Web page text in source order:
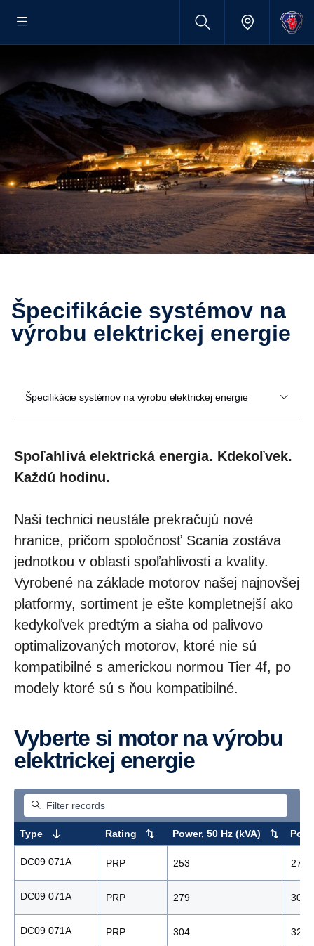
Špecifikácie systémov na
výrobu elektrickej energie
Špecifikácie systémov na výrobu elektrickej energie
Spoľahlivá elektrická energia. Kdekoľvek.
Každú hodinu.
Naši technici neustále prekračujú nové
hranice, pričom spoločnosť Scania zostáva
jednotkou v oblasti spoľahlivosti a kvality.
Vyrobené na základe motorov našej najnovšej
platformy, sortiment je ešte kompletnejší ako
kedykoľvek predtým a siaha od palivovo
optimalizovaných motorov, ktoré nie sú
kompatibilné s americkou normou Tier 4f, po
modely ktoré sú s ňou kompatibilné.
Vyberte si motor na výrobu
elektrickej energie
Type Rating Power, 50 Hz (kVA)
DC09 071A PRP 253 278
DC09 071A PRP 279 306
DC09 071A PRP 304 328